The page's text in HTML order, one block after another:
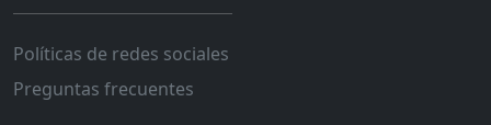
Políticas de redes sociales
Preguntas frecuentes